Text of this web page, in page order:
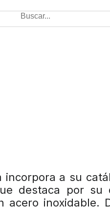
incorpora a su
destaca por
acero inoxidable.